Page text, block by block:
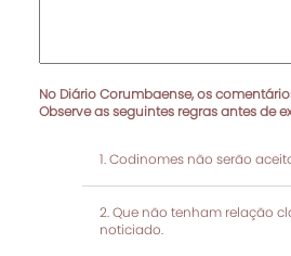
No Diário Corumbaense, os
Observe as seguintes regras antes de
Codinomes não serão
Que não tenham relação
noticiado.